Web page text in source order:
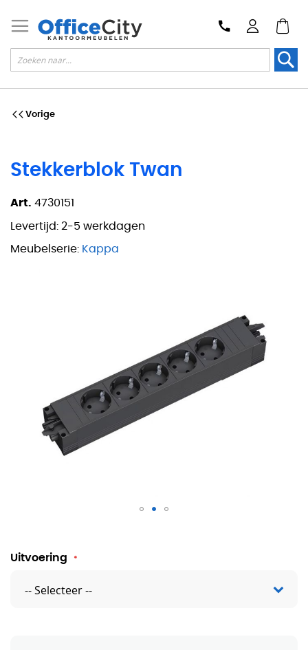
Stekkerblok Twan
Art. 4730151
Levertijd: 2-5 werkdagen
Meubelserie: Kappa
Stekkerblok Twan
Uitvoering
Vorige